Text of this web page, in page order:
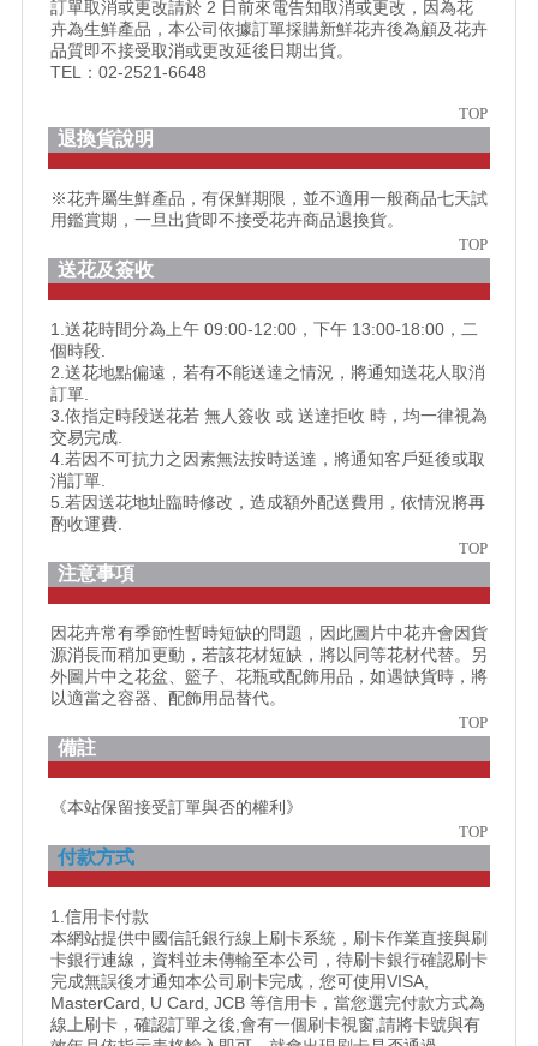
訂單取消或更改請於 2 日前來電告知取消或更改，因為花
卉為生鮮產品，本公司依據訂單採購新鮮花卉後為顧及花卉
品質即不接受取消或更改延後日期出貨。
TEL：02-2521-6648
TOP
退換貨說明
※花卉屬生鮮產品，有保鮮期限，並不適用一般商品七天試
用鑑賞期，一旦出貨即不接受花卉商品退換貨。
TOP
送花及簽收
1.送花時間分為上午 09:00-12:00，下午 13:00-18:00，二
個時段.
2.送花地點偏遠，若有不能送達之情況，將通知送花人取消
訂單.
3.依指定時段送花若 無人簽收 或 送達拒收 時，均一律視為
交易完成.
4.若因不可抗力之因素無法按時送達，將通知客戶延後或取
消訂單.
5.若因送花地址臨時修改，造成額外配送費用，依情況將再
酌收運費.
TOP
注意事項
因花卉常有季節性暫時短缺的問題，因此圖片中花卉會因貨
源消長而稍加更動，若該花材短缺，將以同等花材代替。另
外圖片中之花盆、籃子、花瓶或配飾用品，如遇缺貨時，將
以適當之容器、配飾用品替代。
TOP
備註
《本站保留接受訂單與否的權利》
TOP
付款方式
1.信用卡付款
本網站提供中國信託銀行線上刷卡系統，刷卡作業直接與刷
卡銀行連線，資料並未傳輸至本公司，待刷卡銀行確認刷卡
完成無誤後才通知本公司刷卡完成，您可使用VISA,
MasterCard, U Card, JCB 等信用卡，當您選完付款方式為
線上刷卡，確認訂單之後,會有一個刷卡視窗,請將卡號與有